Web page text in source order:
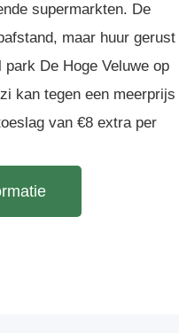
supermarkten. De
maar huur gerust
De Hoge Veluwe op
kan tegen een meerprijs
van €8 extra per